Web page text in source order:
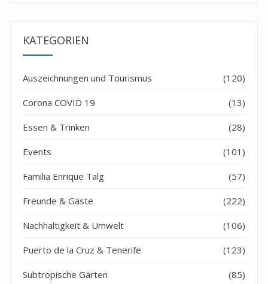
KATEGORIEN
Auszeichnungen und Tourismus (120)
Corona COVID 19 (13)
Essen & Trinken (28)
Events (101)
Familia Enrique Talg (57)
Freunde & Gäste (222)
Nachhaltigkeit & Umwelt (106)
Puerto de la Cruz & Tenerife (123)
Subtropische Gärten (85)